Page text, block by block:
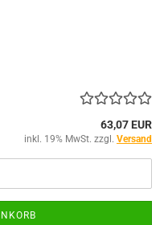
63,07 EUR
inkl. 19% MwSt. zzgl. Versand